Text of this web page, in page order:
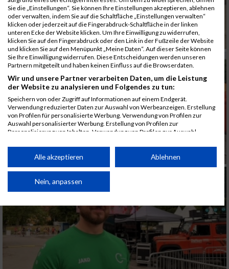
Sie die „Einstellungen“. Sie können Ihre Einstellungen akzeptieren, ablehnen
oder verwalten, indem Sie auf die Schaltfläche „Einstellungen verwalten“
klicken oder jederzeit auf die Fingerabdruck-Schaltfläche in der linken
unteren Ecke der Website klicken. Um Ihre Einwilligung zu widerrufen,
klicken Sie auf den Fingerabdruck oder den Link in der Fußzeile der Website
und klicken Sie auf den Menüpunkt „Meine Daten“. Auf dieser Seite können
Sie Ihre Einwilligung widerrufen. Diese Entscheidungen werden unseren
Partnern mitgeteilt und haben keinen Einfluss auf die Browserdaten.
Wir und unsere Partner verarbeiten Daten, um die Leistung
der Website zu analysieren und Folgendes zu tun:
Speichern von oder Zugriff auf Informationen auf einem Endgerät.
Verwendung reduzierter Daten zur Auswahl von Werbeanzeigen. Erstellung
von Profilen für personalisierte Werbung. Verwendung von Profilen zur
Auswahl personalisierter Werbung. Erstellung von Profilen zur
Personalisierung von Inhalten. Verwendung von Profilen zur Auswahl
Performance von Inhalten. Analyse von Zielgruppen durch Statistiken oder
Kombinationen von Daten aus verschiedenen Quellen. Entwicklung und
von Inhalten.
Daten können außerhalb der Europäischen Union weitergegeben und in die
Partnerliste anzeigen (1 IAB-Anbieter)
Wir nutzen Ihre Daten für folgende Zwecke:
IAB-Verarbeitungszwecke:
Alle akzeptieren Ablehnen
Nein, anpassen